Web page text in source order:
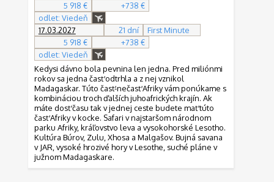
5 918 €
+738 €
odlet: Viedeň
17.03.2027
21 dní
First Minute
5 918 €
+738 €
odlet: Viedeň
Kedysi dávno bola pevnina len jedna. Pred miliónmi
rokov sa jedna časť odtrhla a z nej vznikol
Madagaskar. Túto časť-nečasť Afriky vám ponúkame s
kombináciou troch ďalších juhoafrických krajín. Ak
máte dosť času tak v jednej ceste budete mať túto
časť Afriky v kocke. Safari v najstaršom národnom
parku Afriky, kráľovstvo leva a vysokohorské Lesotho.
Kultúra Búrov, Zulu, Xhosa a Malgašov. Bujná savana
v JAR, vysoké hrozivé hory v Lesothe, suché pláne v
južnom Madagaskare.